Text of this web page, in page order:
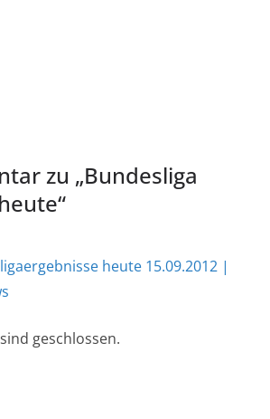
zu „Bundesliga
“
heute 15.09.2012 |
geschlossen.